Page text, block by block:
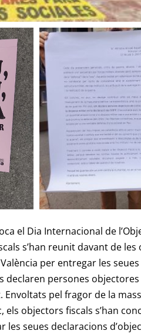
el Dia Internacional de
s’han reunit davant de les
per entregar les
declaren persones objectores
pel fragor de la
objectors fiscals s’han
seues declaracions